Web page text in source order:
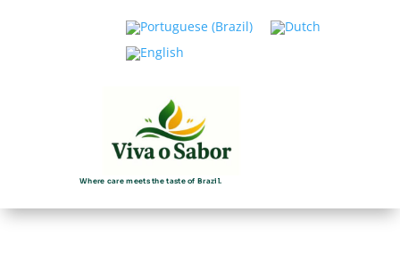
Where care meets the taste of Brazil.